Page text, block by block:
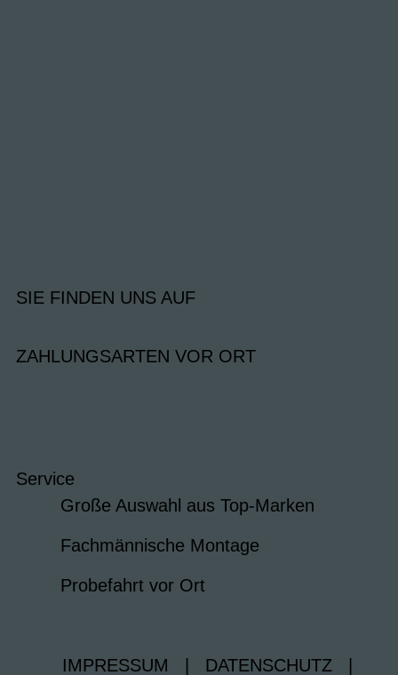
SIE FINDEN UNS AUF
ZAHLUNGSARTEN VOR ORT
Service
Große Auswahl aus Top-Marken
Fachmännische Montage
Probefahrt vor Ort
IMPRESSUM DATENSCHUTZ